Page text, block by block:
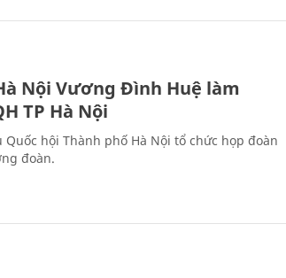
Nội Vương Đình Huệ làm
TP Hà Nội
hội Thành phố Hà Nội tổ chức họp đoàn
đoàn.